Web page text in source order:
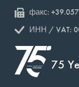
факс:
ИНН / VAT:
75